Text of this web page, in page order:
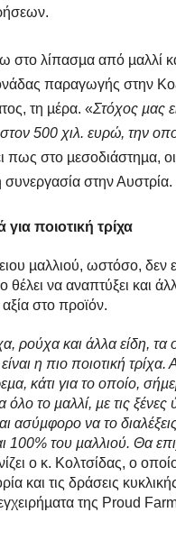
στο λίπασµα από µαλλί
παραγωγής στην
τη µέρα. «Στόχος µας
500 χιλ. ευρώ, την
πως στο µεσοδιάστηµα,
στην Αυστρία.
ποιοτική τρίχα
µαλλιού, ωστόσο, δεν
να αναπτύξει και
στο προϊόν.
ρούχα και άλλα είδη, τα
η πιο ποιοτική τρίχα.
κάτι για το οποίο,
το µαλλί, µε τις ξένες
ασύµφορο να το
100% του µαλλιού. Θα
ο κ. Κολτσίδας, ο
και τις δράσεις
της Proud